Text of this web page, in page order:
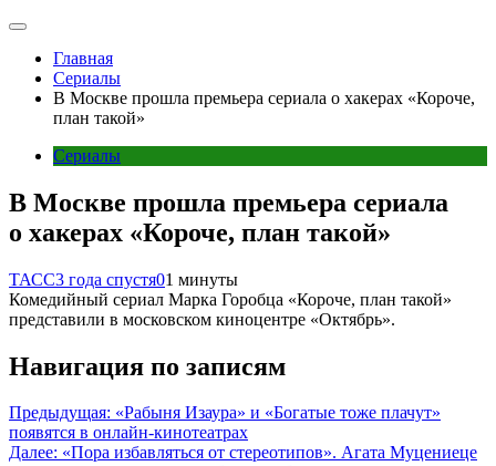
Главная
Сериалы
В Москве прошла премьера сериала о хакерах «Короче,
план такой»
Сериалы
В Москве прошла премьера сериала
о хакерах «Короче, план такой»
ТАСС3 года спустя01 минуты
Комедийный сериал Марка Горобца «Короче, план такой»
представили в московском киноцентре «Октябрь».
Навигация по записям
Предыдущая: «Рабыня Изаура» и «Богатые тоже плачут»
появятся в онлайн-кинотеатрах
Далее: «Пора избавляться от стереотипов». Агата Муцениеце